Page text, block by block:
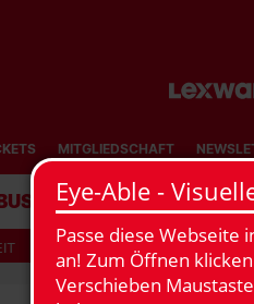
MITGLIEDSCHAFT
BUSINESS STADION